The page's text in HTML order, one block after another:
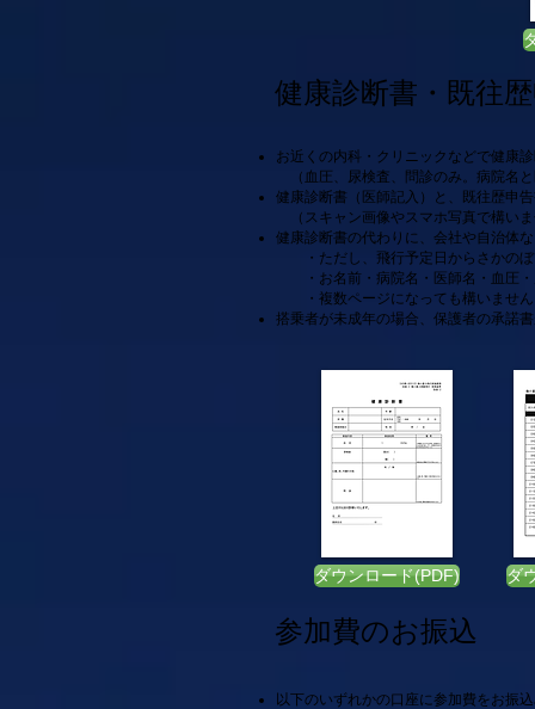
健康診断書・既往歴申告書
お近くの内科・クリニックなどで健康
（血圧、尿検査、問診のみ。病院名
健康診断書（医師記入）と、既往歴申
（スキャン画像やスマホ写真で構い
健康診断書の代わりに、会社や自治体
・ただし、飛行予定日からさかのぼ
・お名前・病院名・医師名・血圧・
・複数ページになっても構いませ
搭乗者が未成年の場合、保護者の承諾
ダウンロード(PDF) ダ
参加費のお振込
以下のいずれかの口座に参加費をお振